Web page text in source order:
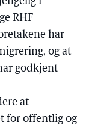
RHF
har
og at
godkjent
at
for offentlig og